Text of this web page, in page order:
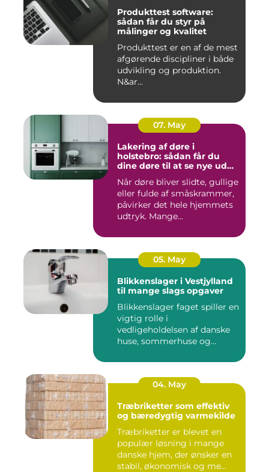
Produkttest software:
sådan får du styr på
målinger og kvalitet
Produkttest er en af de mest
afgørende discipliner i både
udvikling og produktion.
N&ar...
07. May
Lakering af døre i
holstebro: sådan får du
dine døre til at se nye ud
Når døre bliver slidte, gullige
eller fulde af småskrammer,
påvirker det hele hjemmets
udtryk. Mange...
05. May
Blikkenslager i Vestjylland
til mange slags opgaver
Blikkenslager faget spiller en
vigtig rolle i
vedligeholdelsen af danske
huse, sommerhuse og
04. May
Træbriketter som effektiv
og bæredygtig varmekilde
Træbriketter er blevet en
populær løsning i mange
danske hjem, der ønsker en
stabil, økonomisk og me...